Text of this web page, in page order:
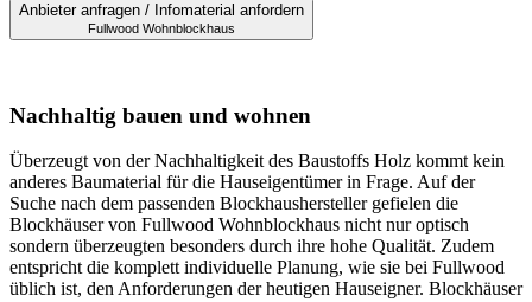
Anbieter anfragen / Infomaterial anfordern
Fullwood Wohnblockhaus
Nachhaltig bauen und wohnen
Überzeugt von der Nachhaltigkeit des Baustoffs Holz kommt kein
anderes Baumaterial für die Hauseigentümer in Frage. Auf der
Suche nach dem passenden Blockhaushersteller gefielen die
Blockhäuser von Fullwood Wohnblockhaus nicht nur optisch
sondern überzeugten besonders durch ihre hohe Qualität. Zudem
entspricht die komplett individuelle Planung, wie sie bei Fullwood
üblich ist, den Anforderungen der heutigen Hauseigner. Blockhäuser